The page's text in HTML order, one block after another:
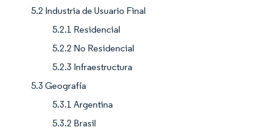
5.2 Industria de Usuario Final
5.2.1 Residencial
5.2.2 No Residencial
5.2.3 Infraestructura
5.3 Geografía
5.3.1 Argentina
5.3.2 Brasil